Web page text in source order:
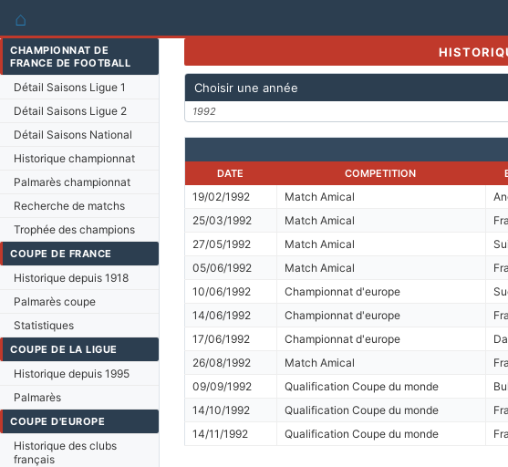
⌂
CHAMPIONNAT DE
FRANCE DE FOOTBALL
Détail Saisons Ligue 1
Détail Saisons Ligue 2
Détail Saisons National
Historique championnat
Palmarès championnat
Recherche de matchs
Trophée des champions
COUPE DE FRANCE
Historique depuis 1918
Palmarès coupe
Statistiques
COUPE DE LA LIGUE
Historique depuis 1995
Palmarès
COUPE D'EUROPE
Historique des clubs
français
Choisir une année
1992
DATE
COMPETITION
19/02/1992 Match Amical
25/03/1992
Match Amical
27/05/1992
Match Amical
05/06/1992
Match Amical
10/06/1992
Championnat d'europe
14/06/1992
Championnat d'europe
17/06/1992
Championnat d'europe
26/08/1992
Match Amical
09/09/1992
Qualification Coupe du monde
14/10/1992
Qualification Coupe du monde
14/11/1992
Qualification Coupe du monde